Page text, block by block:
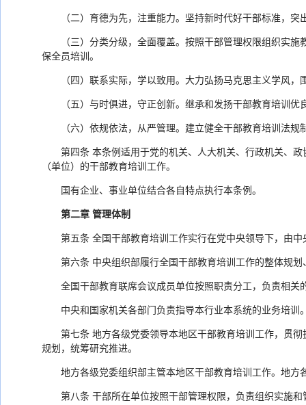
（二）育德为先，注重能力。坚持新时代好干部标准，
（三）分类分级，全面覆盖。按照干部管理权限组织实
保全员培训。
（四）联系实际，学以致用。大力弘扬马克思主义学风
（五）与时俱进，守正创新。继承和发扬干部教育培训
（六）依规依法，从严管理。建立健全干部教育培训法
第四条 本条例适用于党的机关、人大机关、行政机关、
（单位）的干部教育培训工作。
国有企业、事业单位结合各自特点执行本条例。
第二章 管理体制
第五条 全国干部教育培训工作实行在党中央领导下，由
第六条 中央组织部履行全国干部教育培训工作的整体规
全国干部教育联席会议成员单位按照职责分工，负责相关
中央和国家机关各部门负责指导本行业本系统的业务培训
第七条 地方各级党委领导本地区干部教育培训工作，贯
规划，统筹研究推进。
地方各级党委组织部主管本地区干部教育培训工作。地
第八条 干部所在单位按照干部管理权限，负责组织实施